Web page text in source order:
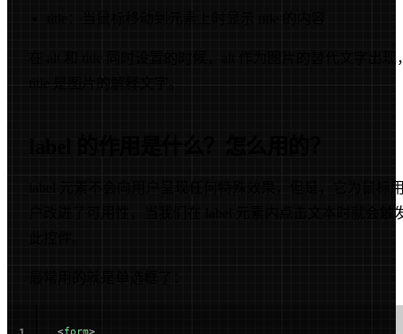
title：当鼠标移动到元素上时显示 title 的内容
在 alt 和 title 同时设置的时候，alt 作为图片的替代文字出现
title 是图片的解释文字。
label 的作用是什么？怎么用的？
label 元素不会向用户呈现任何特殊效果，但是，它为鼠标
户改进了可用性，当我们在 label 元素内点击文本时就会触
最常用的就是单选框了：
<form>